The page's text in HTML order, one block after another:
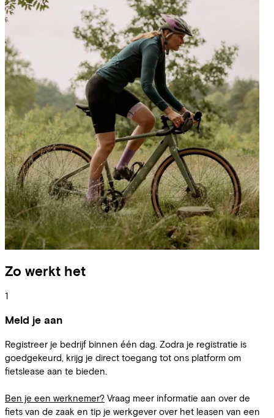
Zo werkt het
1
Meld je aan
Registreer je bedrijf binnen één dag. Zodra je registratie is
goedgekeurd, krijg je direct toegang tot ons platform om
fietslease aan te bieden.
Ben je een werknemer? Vraag meer informatie aan over de
fiets van de zaak en tip je werkgever over het leasen van een